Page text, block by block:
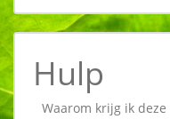
Hulp
Waarom krijg ik